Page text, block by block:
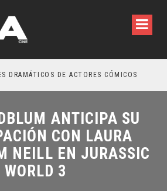
DE ACTORES CÓMICOS
ANTICIPA SU
CON LAURA
NEILL EN JURASSIC
WORLD 3